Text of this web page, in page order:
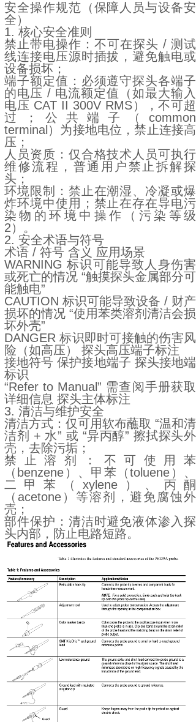
安全操作规范（保障人员与设备安
全）
1. 核心安全准则
禁止带电操作：不可在探头 / 测试
线连接电压源时插拔，避免触电或
设备损坏；
端子额定值：必须遵守探头各端子
的电压 / 电流额定值（如最大输入
电压 CAT II 300V RMS），不可超
过；公共端子（common
terminal）为接地电位，禁止连接高
压；
人员资质：仅合格技术人员可执行
维修流程，普通用户禁止拆解探
头；
环境限制：禁止在潮湿、冷凝或爆
炸环境中使用；禁止在存在导电污
染物的环境中操作（污染等级
2）。
2. 安全术语与符号
术语 / 符号 含义 应用场景
WARNING 标识可能导致人身伤害
或死亡的情况 “触摸探头金属部分可
能触电”
CAUTION 标识可能导致设备 / 财产
损坏的情况 “使用苯类溶剂清洁会损
坏外壳”
DANGER 标识即时可接触的伤害风
险（如高压） 探头高压端子标注
接地符号 保护接地端子 探头接地端
标识
“Refer to Manual” 需查阅手册获取
详细信息 探头主体标注
3. 清洁与维护安全
清洁方式：仅可用软布蘸取 “温和清
洁剂 + 水” 或 “异丙醇” 擦拭探头外
壳，去除污垢；
禁止溶剂：不可使用苯
（benzene）、甲苯（toluene）、
二甲苯（xylene）、丙酮
（acetone）等溶剂，避免腐蚀外
壳；
部件保护：清洁时避免液体渗入探
头内部，防止电路短路。